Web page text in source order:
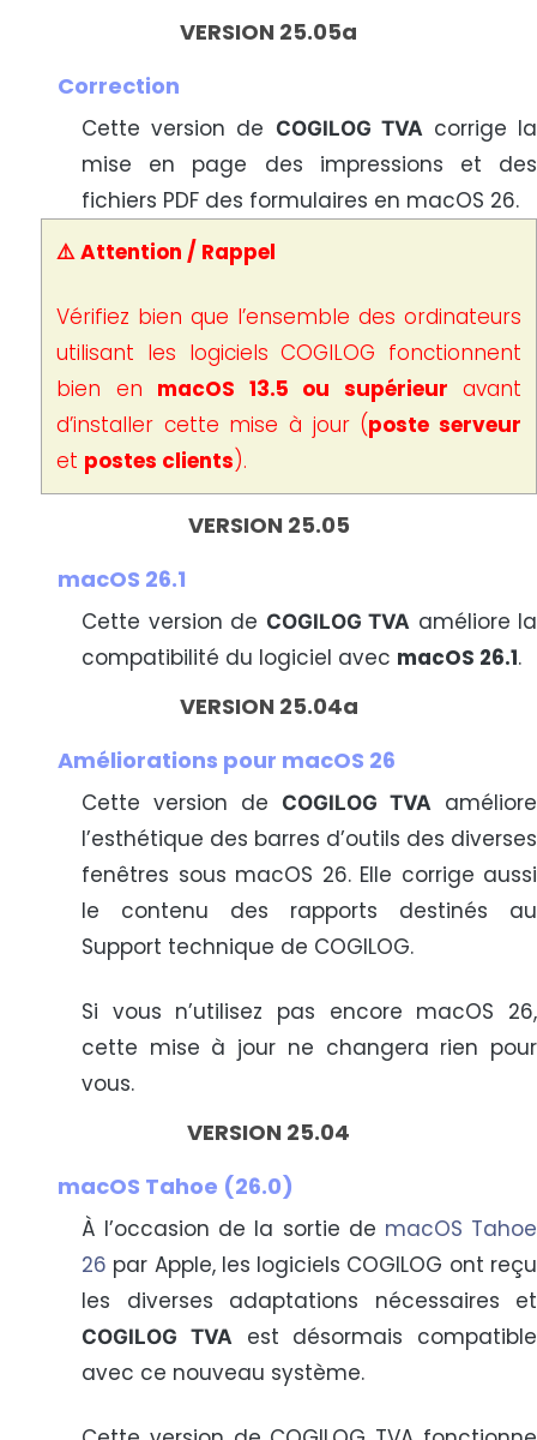
VERSION 25.05a
Correction
Cette version de COGILOG TVAcorrige la
mise en page des impressions et des
fichiers PDF des formulaires en macOS 26.
⚠️ Attention / Rappel
Vérifiez bien que l’ensemble des ordinateurs
utilisant les logiciels COGILOG fonctionnent
bien en macOS 13.5 ou supérieur avant
d’installer cette mise à jour (poste serveur
et postes clients).
VERSION 25.05
macOS 26.1
Cette version de COGILOG TVA améliore la
compatibilité du logiciel avec macOS 26.1.
VERSION 25.04a
Améliorations pour macOS 26
Cette version de COGILOG TVA améliore
l’esthétique des barres d’outils des diverses
fenêtres sous macOS 26. Elle corrige aussi
le contenu des rapports destinés au
Support technique de COGILOG.
Si vous n’utilisez pas encore macOS 26,
cette mise à jour ne changera rien pour
vous.
VERSION 25.04
macOS Tahoe (26.0)
À l’occasion de la sortie de macOS Tahoe
26 par Apple, les logiciels COGILOG ont reçu
les diverses adaptations nécessaires et
COGILOG TVAest désormais compatible
avec ce nouveau système.